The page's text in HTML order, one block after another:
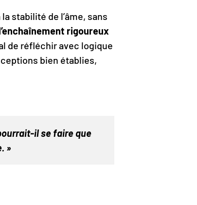
la stabilité de l’âme, sans
rigoureux
de réfléchir avec logique
bien établies,
il se faire que
»